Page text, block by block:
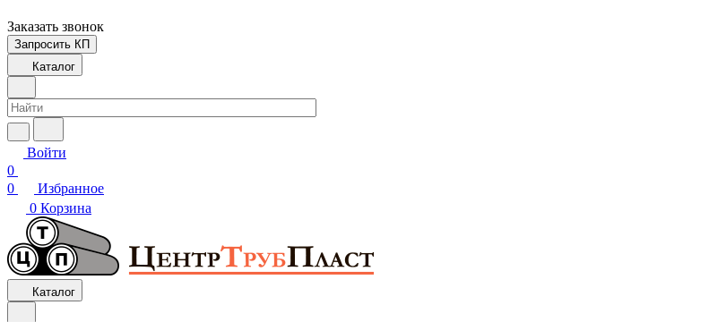
Заказать звонок
Запросить КП
Каталог
Войти
0
0
Избранное
0 Корзина
Каталог